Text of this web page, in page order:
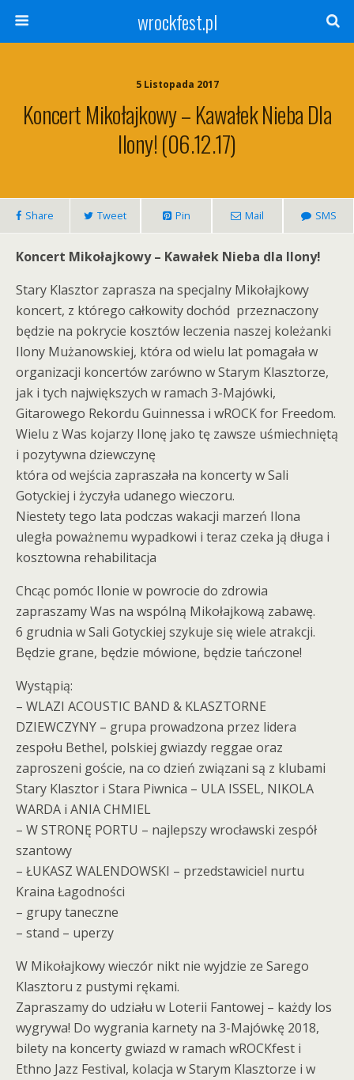
wrockfest.pl
5 Listopada 2017
Koncert Mikołajkowy – Kawałek Nieba Dla
Ilony! (06.12.17)
Share Tweet Pin Mail SMS
Koncert Mikołajkowy – Kawałek Nieba dla Ilony!
Stary Klasztor zaprasza na specjalny Mikołajkowy
koncert, z którego całkowity dochód przeznaczony
będzie na pokrycie kosztów leczenia naszej koleżanki
Ilony Mużanowskiej, która od wielu lat pomagała w
organizacji koncertów zarówno w Starym Klasztorze,
jak i tych największych w ramach 3-Majówki,
Gitarowego Rekordu Guinnessa i wROCK for Freedom.
Wielu z Was kojarzy Ilonę jako tę zawsze uśmiechniętą
i pozytywna dziewczynę
która od wejścia zapraszała na koncerty w Sali
Gotyckiej i życzyła udanego wieczoru.
Niestety tego lata podczas wakacji marzeń Ilona
uległa poważnemu wypadkowi i teraz czeka ją długa i
kosztowna rehabilitacja
Chcąc pomóc Ilonie w powrocie do zdrowia
zapraszamy Was na wspólną Mikołajkową zabawę.
6 grudnia w Sali Gotyckiej szykuje się wiele atrakcji.
Będzie grane, będzie mówione, będzie tańczone!
Wystąpią:
– WLAZI ACOUSTIC BAND & KLASZTORNE
DZIEWCZYNY – grupa prowadzona przez lidera
zespołu Bethel, polskiej gwiazdy reggae oraz
zaproszeni goście, na co dzień związani są z klubami
Stary Klasztor i Stara Piwnica – ULA ISSEL, NIKOLA
WARDA i ANIA CHMIEL
– W STRONĘ PORTU – najlepszy wrocławski zespół
szantowy
– ŁUKASZ WALENDOWSKI – przedstawiciel nurtu
Kraina Łagodności
– grupy taneczne
– stand – uperzy
W Mikołajkowy wieczór nikt nie wyjdzie ze Sarego
Klasztoru z pustymi rękami.
Zapraszamy do udziału w Loterii Fantowej – każdy los
wygrywa! Do wygrania karnety na 3-Majówkę 2018,
bilety na koncerty gwiazd w ramach wROCKfest i
Ethno Jazz Festival, kolacja w Starym Klasztorze i w